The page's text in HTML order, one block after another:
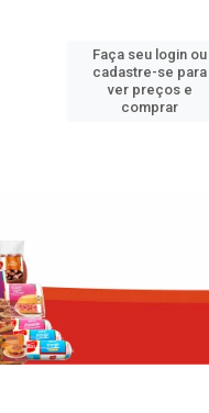
Faça seu login ou
cadastre-se para
ver preços e
comprar